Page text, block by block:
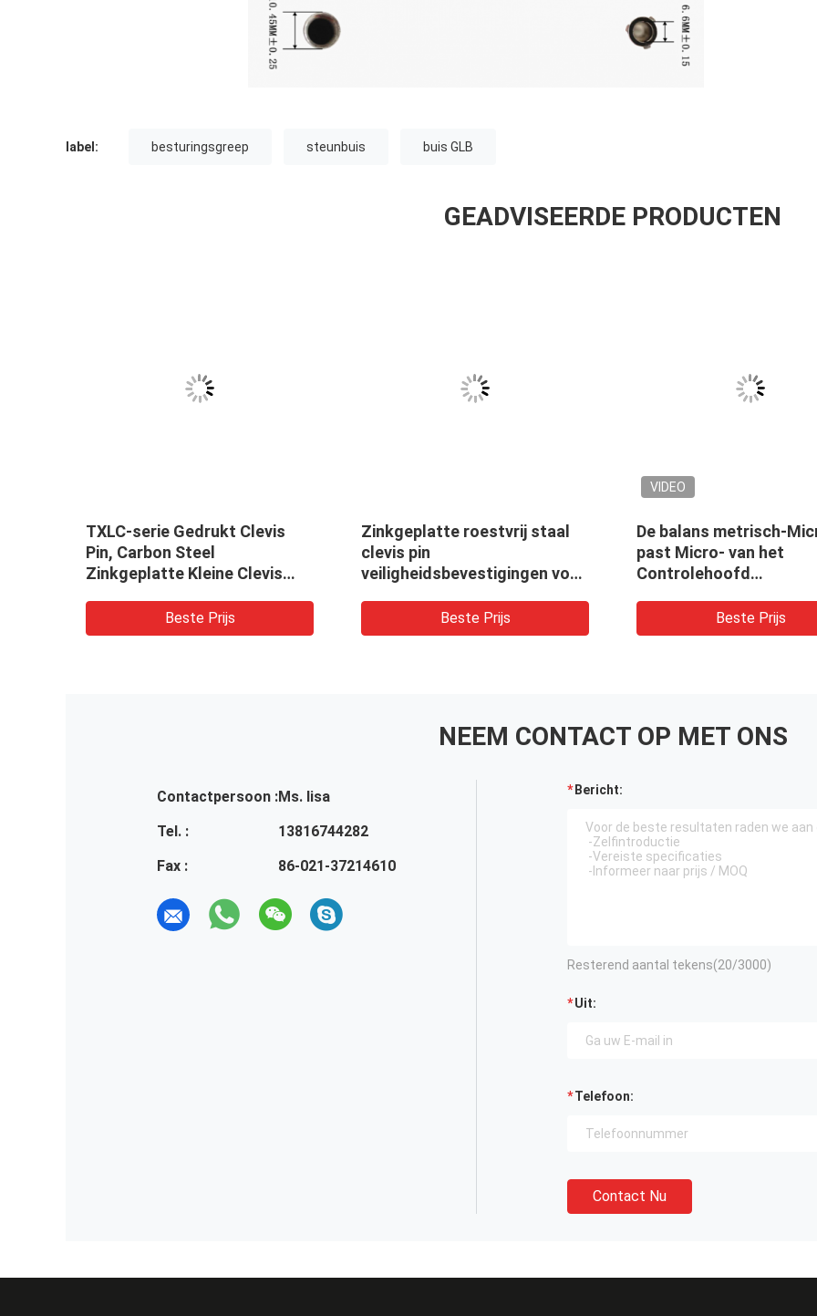
label: besturingsgreep steunbuis buis GLB
GEADVISEERDE PRODUCTEN
TXLC-serie Gedrukt Clevis
Pin, Carbon Steel
Zinkgeplatte Kleine Clevis
Beste Prijs
Zinkgeplatte roestvrij staal
clevis pin
veiligheidsbevestigingen voor
Beste Prijs
VIDEO
De balans metrisch-
past Micro- van het
Controlehoofd
Beste Prijs
NEEM CONTACT OP MET ONS
Contactpersoon :Ms. lisa
Tel. :
13816744282
Fax :
86-021-37214610
Bericht:
Resterend aantal tekens(20/3000)
Uit:
Telefoon:
Contact Nu